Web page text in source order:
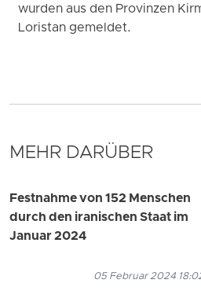
wurden aus den Provinzen
Loristan gemeldet.
MEHR DARÜBER
Festnahme von 152 Menschen
durch den iranischen Staat im
Januar 2024
05 Februar 2024